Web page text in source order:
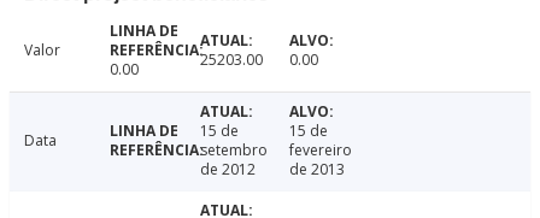
Valor
0.00
25203.00 0.00
Data
15 de
setembro
de 2012
15 de
fevereiro
de 2013